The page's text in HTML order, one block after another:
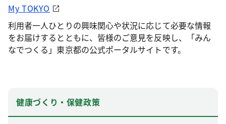
My TOKYO
利用者一人ひとりの興味関心や状況に応じて必要な情報
をお届けするとともに、皆様のご意見を反映し、「みん
なでつくる」東京都の公式ポータルサイトです。
健康づくり・保健政策